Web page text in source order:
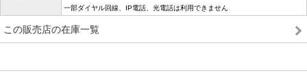
一部ダイヤル回線、IP電話、光電話は利用できません
この販売店の在庫一覧